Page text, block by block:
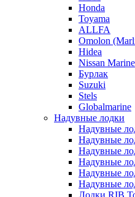
Honda
Toyama
ALLFA
Omolon
Hidea
Nissan Marine
Бурлак
Suzuki
Stels
Globalmarine
Надувные лодки
Надувные
Надувные
Надувные
Надувные
Надувные
Надувные
Лодки RIB